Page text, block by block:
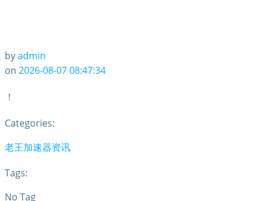
byadmin
on 2026-08-07 08:47:34
！
Categories:
老王加速器资讯
Tags:
No Tag